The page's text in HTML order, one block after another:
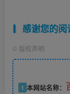
感谢您的阅
© 版权声明
1 本网站名称：